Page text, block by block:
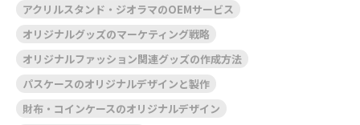
アクリルスタンド・ジオラマのOEMサービス
オリジナルグッズのマーケティング戦略
オリジナルファッション関連グッズの作成方法
パスケースのオリジナルデザインと製作
財布・コインケースのオリジナルデザイン